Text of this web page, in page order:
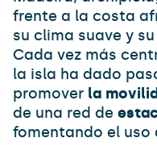
frente a la costa
su clima suave y
Cada vez más
la isla ha dado
promover la
de una red de
fomentando el uso